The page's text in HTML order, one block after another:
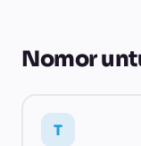
Nomor
T